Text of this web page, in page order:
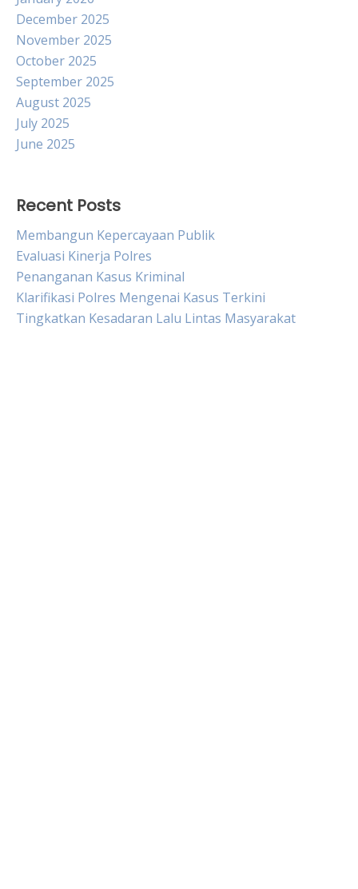
December 2025
November 2025
October 2025
September 2025
August 2025
July 2025
June 2025
Recent Posts
Membangun Kepercayaan Publik
Evaluasi Kinerja Polres
Penanganan Kasus Kriminal
Klarifikasi Polres Mengenai Kasus Terkini
Tingkatkan Kesadaran Lalu Lintas Masyarakat